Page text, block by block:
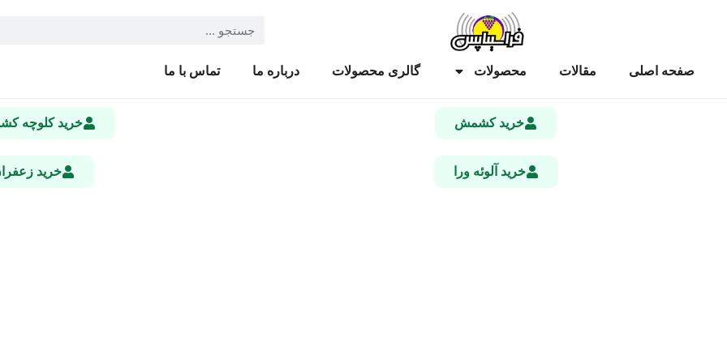
صفحه اصلی مقالات محصولات گالری محصولات درباره ما تماس با ما
خرید کشمش خرید کلوچه
خرید آلوئه ورا خرید